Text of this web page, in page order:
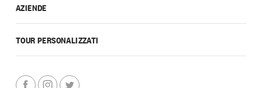
AZIENDE
TOUR PERSONALIZZATI